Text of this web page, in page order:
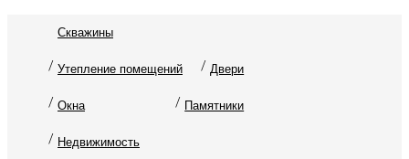
Скважины
Утепление помещений Двери
Окна Памятники
Недвижимость